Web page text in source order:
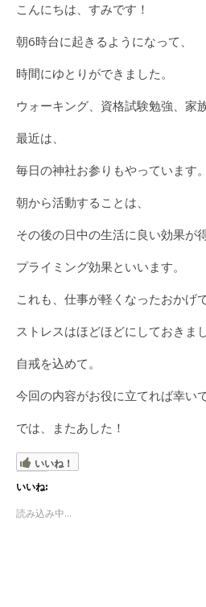
こんにちは、すみです！
朝6時台に起きるようになって、
時間にゆとりができました。
ウォーキング、資格試験勉強、家
最近は、
毎日の神社お参りもやっています。
朝から活動することは、
その後の日中の生活に良い効果が
プライミング効果といいます。
これも、仕事が軽くなったおかげ
ストレスはほどほどにしておきまし
自戒を込めて。
今回の内容がお役に立てれば幸いで
では、またあした！
いいね！
いいね:
読み込み中...